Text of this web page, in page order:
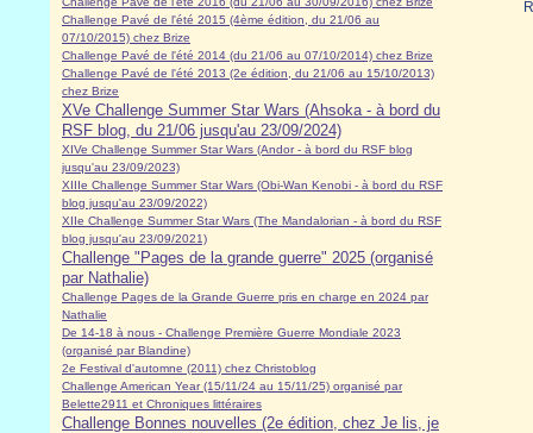
Challenge Pavé de l'été 2015 (4ème édition, du 21/06 au
07/10/2015) chez Brize
Challenge Pavé de l'été 2014 (du 21/06 au 07/10/2014) chez Brize
Challenge Pavé de l'été 2013 (2e édition, du 21/06 au 15/10/2013)
chez Brize
XVe Challenge Summer Star Wars (Ahsoka - à bord du
RSF blog, du 21/06 jusqu'au 23/09/2024)
XIVe Challenge Summer Star Wars (Andor - à bord du RSF blog
jusqu'au 23/09/2023)
XIIIe Challenge Summer Star Wars (Obi-Wan Kenobi - à bord du RSF
blog jusqu'au 23/09/2022)
XIIe Challenge Summer Star Wars (The Mandalorian - à bord du RSF
blog jusqu'au 23/09/2021)
Challenge "Pages de la grande guerre" 2025 (organisé
par Nathalie)
Challenge Pages de la Grande Guerre pris en charge en 2024 par
Nathalie
De 14-18 à nous - Challenge Première Guerre Mondiale 2023
(organisé par Blandine)
2e Festival d'automne (2011) chez Christoblog
Challenge American Year (15/11/24 au 15/11/25) organisé par
Belette2911 et Chroniques littéraires
Challenge Bonnes nouvelles (2e édition, chez Je lis, je